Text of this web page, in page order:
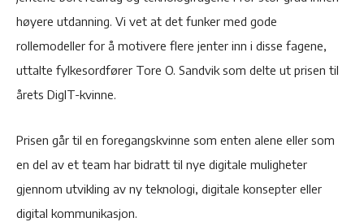
høyere utdanning. Vi vet at det funker med gode
rollemodeller for å motivere flere jenter inn i disse fagene,
uttalte fylkesordfører Tore O. Sandvik som delte ut prisen til
årets DigIT-kvinne.
Prisen går til en foregangskvinne som enten alene eller som
en del av et team har bidratt til nye digitale muligheter
gjennom utvikling av ny teknologi, digitale konsepter eller
digital kommunikasjon.